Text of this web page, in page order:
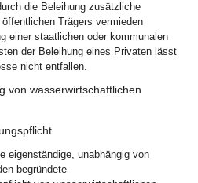
die Beleihung zusätzliche
Trägers vermieden
einer staatlichen oder kommunalen
der Beleihung eines Privaten lässt
nicht entfallen.
von wasserwirtschaftlichen
eigenständige, unabhängig von
begründete